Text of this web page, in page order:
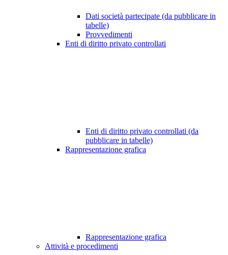
Dati società partecipate (da pubblicare in
tabelle)
Provvedimenti
Enti di diritto privato controllati
Enti di diritto privato controllati (da
pubblicare in tabelle)
Rappresentazione grafica
Rappresentazione grafica
Attività e procedimenti